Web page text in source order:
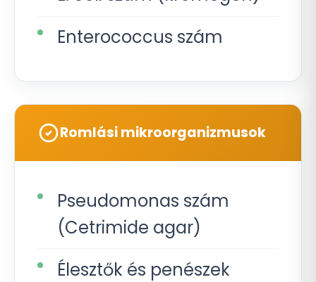
Enterococcus szám
Romlási mikroorganizmusok
Pseudomonas szám
(Cetrimide agar)
Élesztők és penészek